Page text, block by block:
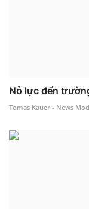
Nỗ lực đến
Tomas Kauer - News